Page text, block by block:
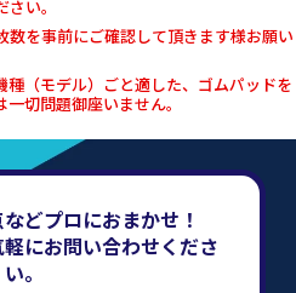
い。
を事前にご確認して頂きます様お願い
（モデル）ごと適した、ゴムパッドを
切問題御座いません。
どプロにおまかせ！
にお問い合わせくださ
い。